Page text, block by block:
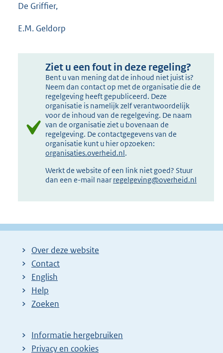
De Griffier,
E.M. Geldorp
Ziet u een fout in deze regeling?
Bent u van mening dat de inhoud niet juist is?
Neem dan contact op met de organisatie die de
regelgeving heeft gepubliceerd. Deze
organisatie is namelijk zelf verantwoordelijk
voor de inhoud van de regelgeving. De naam
van de organisatie ziet u bovenaan de
regelgeving. De contactgegevens van de
organisatie kunt u hier opzoeken:
organisaties.overheid.nl.
Werkt de website of een link niet goed? Stuur
dan een e-mail naar regelgeving@overheid.nl
Over deze website
Contact
English
Help
Zoeken
Informatie hergebruiken
Privacy en cookies